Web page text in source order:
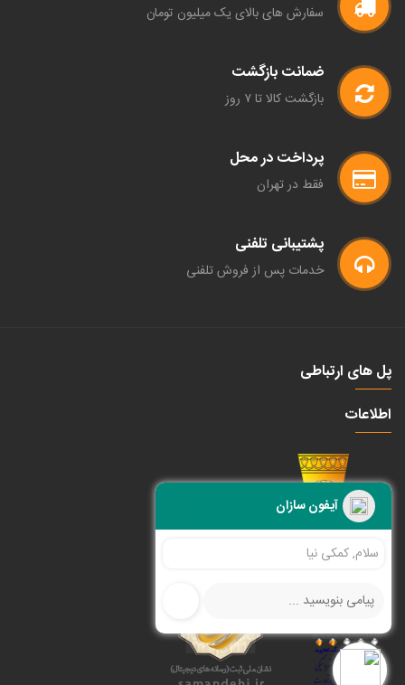
سفارش های بالای یک میلیون تومان
ضمانت بازگشت
بازگشت کالا تا ۷ روز
پرداخت در محل
فقط در تهران
پشتیبانی تلفنی
خدمات پس از فروش تلفنی
پل های ارتباطی
اطلاعات
آیفون سازان
سلام, کمکی نیاز دارید ؟